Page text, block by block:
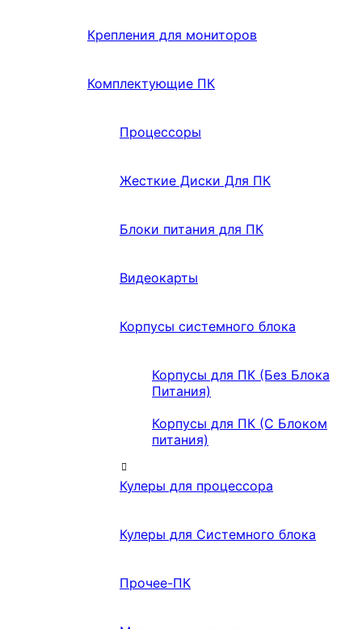
Крепления для мониторов
Комплектующие ПК
Процессоры
Жесткие Диски Для ПК
Блоки питания для ПК
Видеокарты
Корпусы системного блока
Корпусы для ПК (Без Блока
Питания)
Корпусы для ПК (С Блоком
питания)
Кулеры для процессора
Кулеры для Системного блока
Прочее-ПК